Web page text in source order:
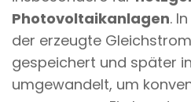
Photovoltaikanlagen. In
der erzeugte
gespeichert und später
umgewandelt, um